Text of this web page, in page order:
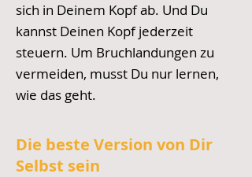
sich in Deinem Kopf ab. Und Du
kannst Deinen Kopf jederzeit
steuern. Um Bruchlandungen zu
vermeiden, musst Du nur lernen,
wie das geht.
Die beste Version von Dir
Selbst sein